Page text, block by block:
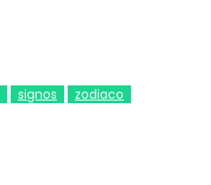
signos zodiaco